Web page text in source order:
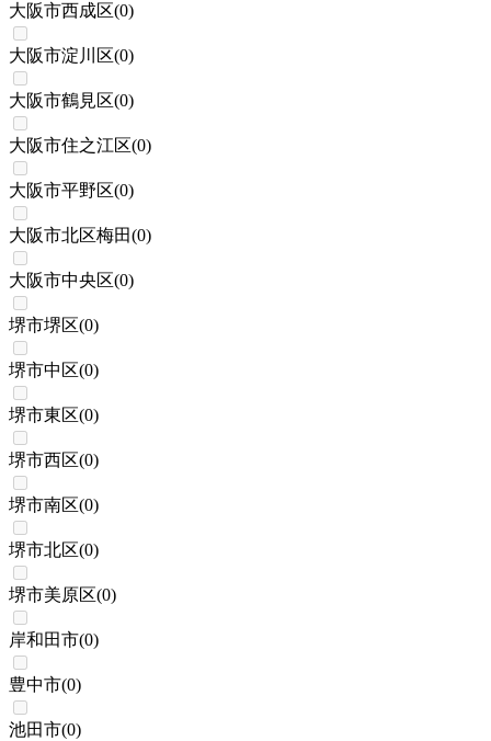
大阪市西成区(0)
大阪市淀川区(0)
大阪市鶴見区(0)
大阪市住之江区(0)
大阪市平野区(0)
大阪市北区梅田(0)
大阪市中央区(0)
堺市堺区(0)
堺市中区(0)
堺市東区(0)
堺市西区(0)
堺市南区(0)
堺市北区(0)
堺市美原区(0)
岸和田市(0)
豊中市(0)
池田市(0)